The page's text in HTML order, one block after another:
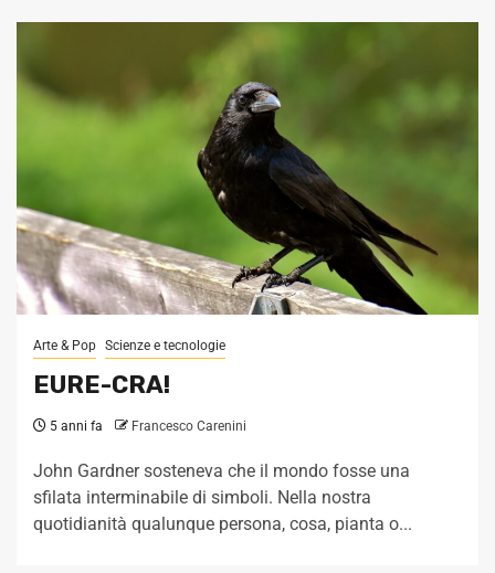
Arte & Pop Scienze e tecnologie
EURE-CRA!
5 anni fa Francesco Carenini
John Gardner sosteneva che il mondo fosse una
sfilata interminabile di simboli. Nella nostra
quotidianità qualunque persona, cosa, pianta o...